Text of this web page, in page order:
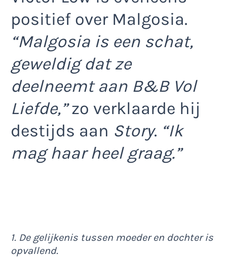
positief over Malgosia.
“Malgosia is een schat,
geweldig dat ze
deelneemt aan B&B Vol
Liefde,”zo verklaarde hij
destijds aan Story. “Ik
mag haar heel graag.”
1. De gelijkenis tussen moeder en dochter is
opvallend.